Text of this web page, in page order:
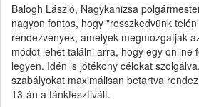
Balogh László, Nagykanizsa
nagyon fontos, hogy "rosszkedvünk
rendezvények, amelyek megmozgatják
módot lehet találni arra, hogy egy online
legyen. Idén is jótékony célokat
szabályokat maximálisan betartva
13-án a fánkfesztivált.